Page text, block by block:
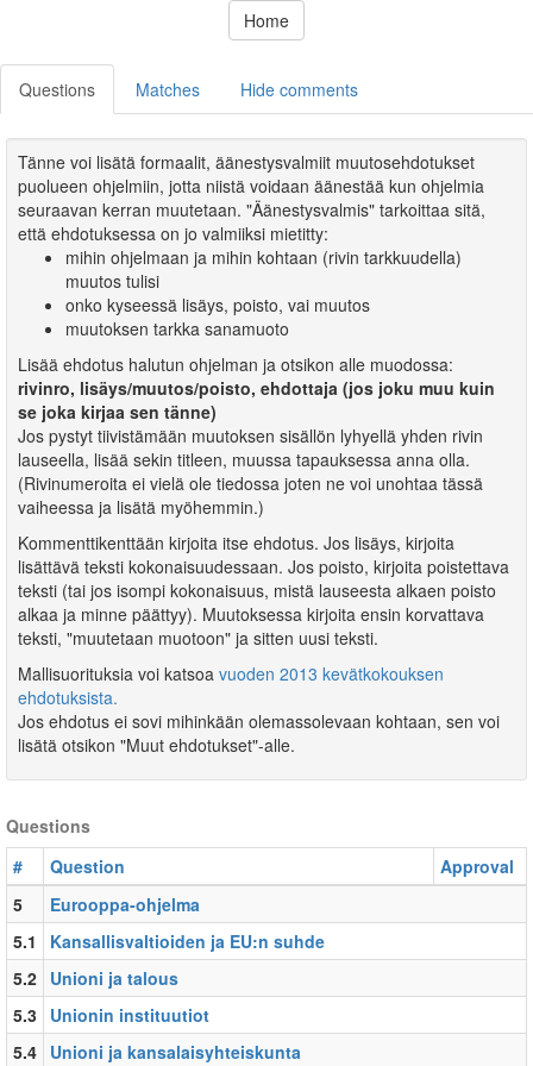
Home
Questions Matches Hide comments
Tänne voi lisätä formaalit, äänestysvalmiit muutosehdotukset
puolueen ohjelmiin, jotta niistä voidaan äänestää kun ohjelmia
seuraavan kerran muutetaan. "Äänestysvalmis" tarkoittaa sitä,
että ehdotuksessa on jo valmiiksi mietitty:
mihin ohjelmaan ja mihin kohtaan (rivin tarkkuudella)
muutos tulisi
onko kyseessä lisäys, poisto, vai muutos
muutoksen tarkka sanamuoto
Lisää ehdotus halutun ohjelman ja otsikon alle muodossa:
rivinro, lisäys/muutos/poisto, ehdottaja (jos joku muu kuin
se joka kirjaa sen tänne)
Jos pystyt tiivistämään muutoksen sisällön lyhyellä yhden rivin
lauseella, lisää sekin titleen, muussa tapauksessa anna olla.
(Rivinumeroita ei vielä ole tiedossa joten ne voi unohtaa tässä
vaiheessa ja lisätä myöhemmin.)
Kommenttikenttään kirjoita itse ehdotus. Jos lisäys, kirjoita
lisättävä teksti kokonaisuudessaan. Jos poisto, kirjoita poistettava
teksti (tai jos isompi kokonaisuus, mistä lauseesta alkaen poisto
alkaa ja minne päättyy). Muutoksessa kirjoita ensin korvattava
teksti, "muutetaan muotoon" ja sitten uusi teksti.
Mallisuorituksia voi katsoa vuoden 2013 kevätkokouksen
ehdotuksista.
Jos ehdotus ei sovi mihinkään olemassolevaan kohtaan, sen voi
lisätä otsikon "Muut ehdotukset"-alle.
Questions
#
Question
Approval
5
Eurooppa-ohjelma
5.1
Kansallisvaltioiden ja EU:n suhde
5.2 Unioni ja talous
5.3 Unionin instituutiot
5.4 Unioni ja kansalaisyhteiskunta